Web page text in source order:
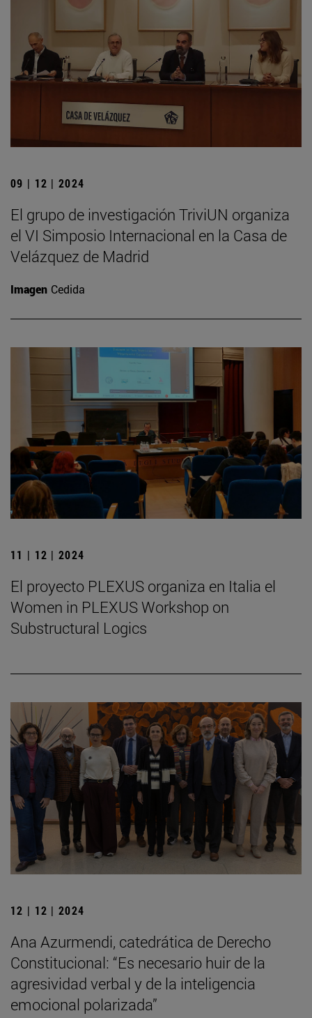
09 | 12 | 2024
El grupo de investigación TriviUN organiza
el VI Simposio Internacional en la Casa de
Velázquez de Madrid
Imagen Cedida
11 | 12 | 2024
El proyecto PLEXUS organiza en Italia el
Women in PLEXUS Workshop on
Substructural Logics
12 | 12 | 2024
Ana Azurmendi, catedrática de Derecho
Constitucional: “Es necesario huir de la
agresividad verbal y de la inteligencia
emocional polarizada”